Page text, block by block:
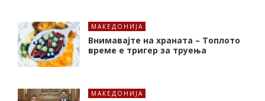
МАКЕДОНИЈА
Внимавајте на храната – Топлото
време е тригер за труења
МАКЕДОНИЈА